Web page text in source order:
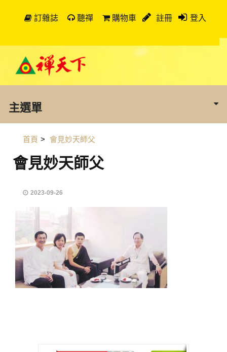
訂雜誌 聽禪 購物車 註冊 登入
主選單
首頁 > 會見妙天師父
會見妙天師父
2023-09-26